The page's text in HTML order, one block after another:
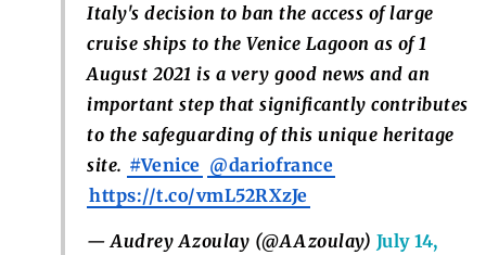
Italy's decision to ban the access of large
cruise ships to the Venice Lagoon as of 1
August 2021 is a very good news and an
important step that significantly contributes
to the safeguarding of this unique heritage
site. #Venice @dariofrance
https://t.co/vmL52RXzJe
— Audrey Azoulay (@AAzoulay) July 14,